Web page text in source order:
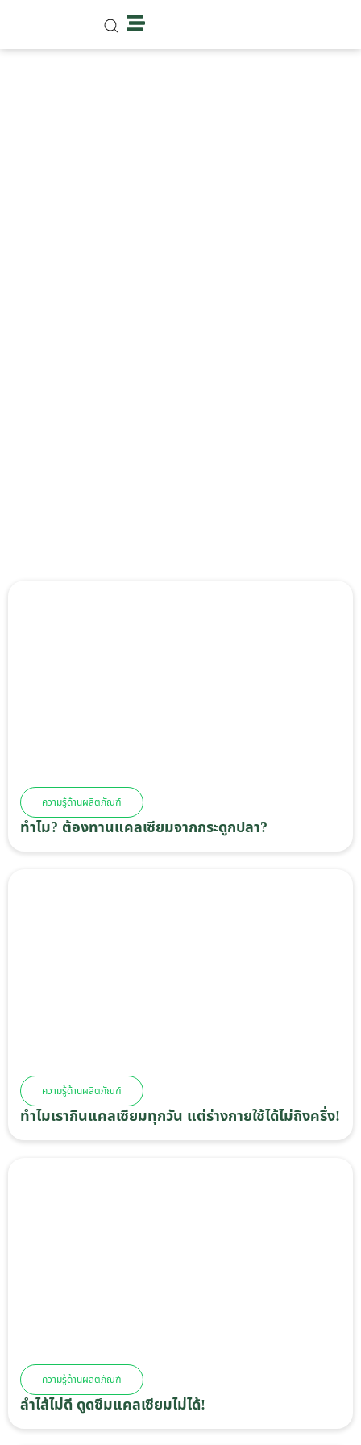
ความรู้ด้านผลิตภัณฑ์
ทำไม? ต้องทานแคลเซียมจากกระดูกปลา?
ความรู้ด้านผลิตภัณฑ์
ทำไมเรากินแคลเซียมทุกวัน แต่ร่างกายใช้ได้ไม่ถึงครึ่ง!
ความรู้ด้านผลิตภัณฑ์
ลำไส้ไม่ดี ดูดซึมแคลเซียมไม่ได้!